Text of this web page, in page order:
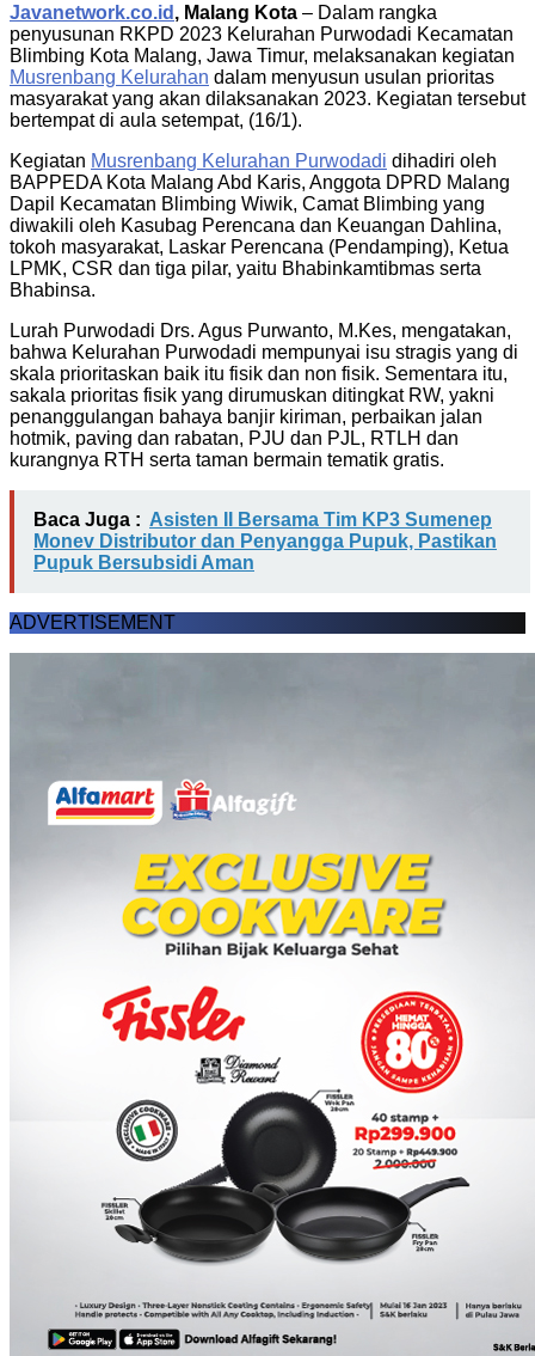
Javanetwork.co.id , Malang Kota – Dalam rangka
penyusunan RKPD 2023 Kelurahan Purwodadi Kecamatan
Blimbing Kota Malang, Jawa Timur, melaksanakan kegiatan
Musrenbang Kelurahan dalam menyusun usulan prioritas
masyarakat yang akan dilaksanakan 2023. Kegiatan tersebut
bertempat di aula setempat, (16/1).
Kegiatan Musrenbang Kelurahan Purwodadi dihadiri oleh
BAPPEDA Kota Malang Abd Karis, Anggota DPRD Malang
Dapil Kecamatan Blimbing Wiwik, Camat Blimbing yang
diwakili oleh Kasubag Perencana dan Keuangan Dahlina,
tokoh masyarakat, Laskar Perencana (Pendamping), Ketua
LPMK, CSR dan tiga pilar, yaitu Bhabinkamtibmas serta
Bhabinsa.
Lurah Purwodadi Drs. Agus Purwanto, M.Kes, mengatakan,
bahwa Kelurahan Purwodadi mempunyai isu stragis yang di
skala prioritaskan baik itu fisik dan non fisik. Sementara itu,
sakala prioritas fisik yang dirumuskan ditingkat RW, yakni
penanggulangan bahaya banjir kiriman, perbaikan jalan
hotmik, paving dan rabatan, PJU dan PJL, RTLH dan
kurangnya RTH serta taman bermain tematik gratis.
Baca Juga : Asisten II Bersama Tim KP3 Sumenep
Monev Distributor dan Penyangga Pupuk, Pastikan
Pupuk Bersubsidi Aman
ADVERTISEMENT